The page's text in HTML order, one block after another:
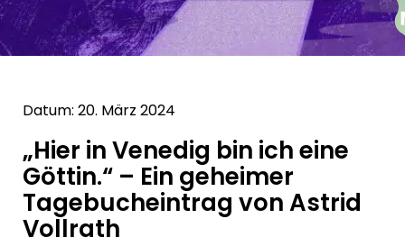
Datum: 20. März 2024
„Hier in Venedig bin ich eine
Göttin.“ – Ein geheimer
Tagebucheintrag von Astrid
Vollrath